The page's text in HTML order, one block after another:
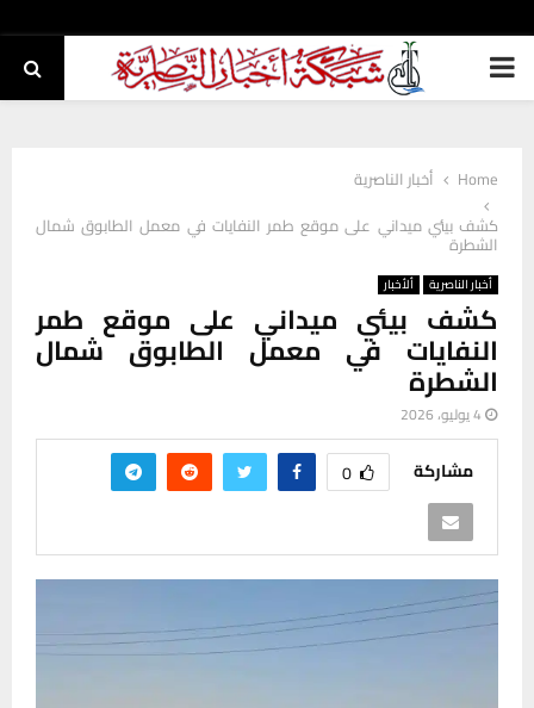
PRIMARY
Home
أخبار الناصرية
كشف بيئي ميداني على موقع طمر النفايات في معمل الطابوق شمال
الشطرة
أخبار الناصرية ألأخبار
كشف بيئي ميداني على موقع طمر
النفايات في معمل الطابوق شمال
الشطرة
4 يوليو، 2026
مشاركة 0